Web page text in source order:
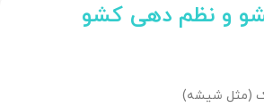
و نظم دهی کشو
(مثل شیشه)